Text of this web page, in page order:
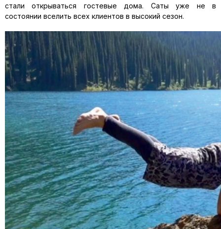
стали открываться гостевые дома. Саты уже не в
состоянии вселить всех клиентов в высокий сезон.